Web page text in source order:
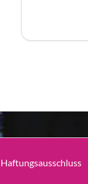
Haftungsausschluss